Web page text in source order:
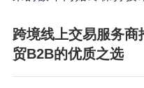
跨境线上交易服务
贸B2B的优质之选